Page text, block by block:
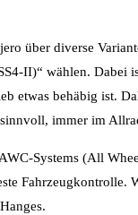
über diverse
II)“ wählen. Dabei
etwas behäbig ist.
immer im
Systems (All
Fahrzeugkontrolle.